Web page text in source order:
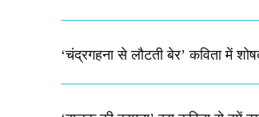
‘चंद्रगहना से लौटती बेर’ कविता में